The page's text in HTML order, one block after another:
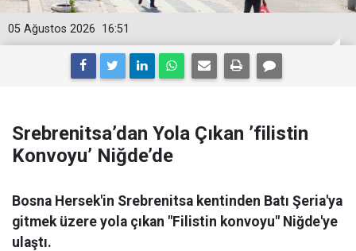
16:51
05 Ağustos 2026
Srebrenitsa’dan Yola Çıkan ’filistin
Konvoyu’ Niğde’de
Bosna Hersek'in Srebrenitsa kentinden Batı Şeria'ya
gitmek üzere yola çıkan "Filistin konvoyu" Niğde'ye
ulaştı.